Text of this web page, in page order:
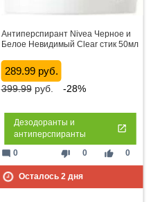
Антиперспирант Nivea Черное и
Белое Невидимый Clear стик 50мл
289.99 руб.
399.99руб. -28%
Дезодоранты и
антиперспиранты
thumb_down 0 thumb_up 0
mode_comment 0
Осталось 2дня